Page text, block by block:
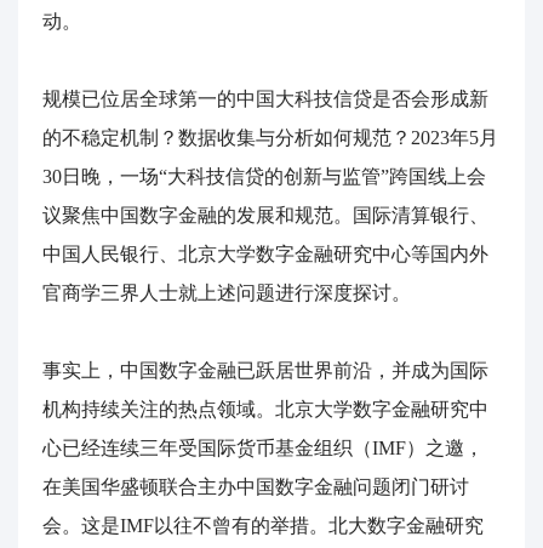
动。
规模已位居全球第一的中国大科技信贷是否会形成新
的不稳定机制？数据收集与分析如何规范？2023年5月
30日晚，一场“大科技信贷的创新与监管”跨国线上会
议聚焦中国数字金融的发展和规范。国际清算银行、
中国人民银行、北京大学数字金融研究中心等国内外
官商学三界人士就上述问题进行深度探讨。
事实上，中国数字金融已跃居世界前沿，并成为国际
机构持续关注的热点领域。北京大学数字金融研究中
心已经连续三年受国际货币基金组织（IMF）之邀，
在美国华盛顿联合主办中国数字金融问题闭门研讨
会。这是IMF以往不曾有的举措。北大数字金融研究